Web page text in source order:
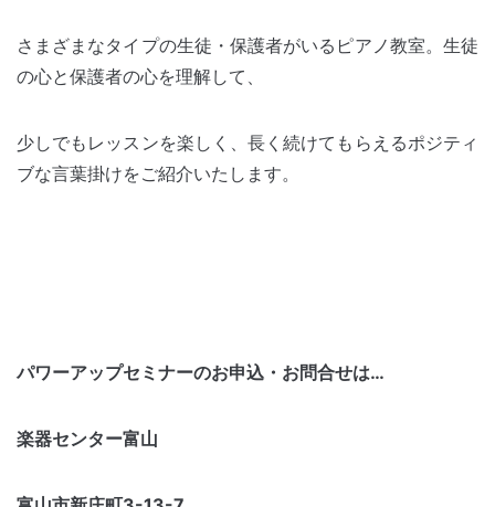
さまざまなタイプの生徒・保護者がいるピアノ教室。生徒
の心と保護者の心を理解して、
少しでもレッスンを楽しく、長く続けてもらえるポジティ
ブな言葉掛けをご紹介いたします。
パワーアップセミナーのお申込・お問合せは…
楽器センター富山